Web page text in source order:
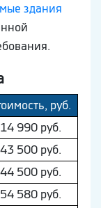
здания
руб.
14 990 руб.
43 500 руб.
44 500 руб.
54 580 руб.